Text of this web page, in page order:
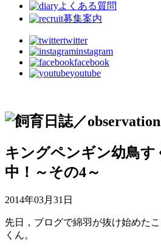
よくある質問
募集案内
twitter
instagram
facebook
youtube
キングペンギン幼鳥す
中！～その4～
2014年03月31日
先日，ブログで綿羽が抜け始めた
くん。